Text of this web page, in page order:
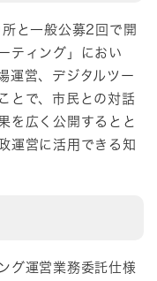
と一般公募2回で開
ティング」におい
運営、デジタルツー
とで、市民との対話
を広く公開するとと
運営に活用できる知
グ運営業務委託仕様